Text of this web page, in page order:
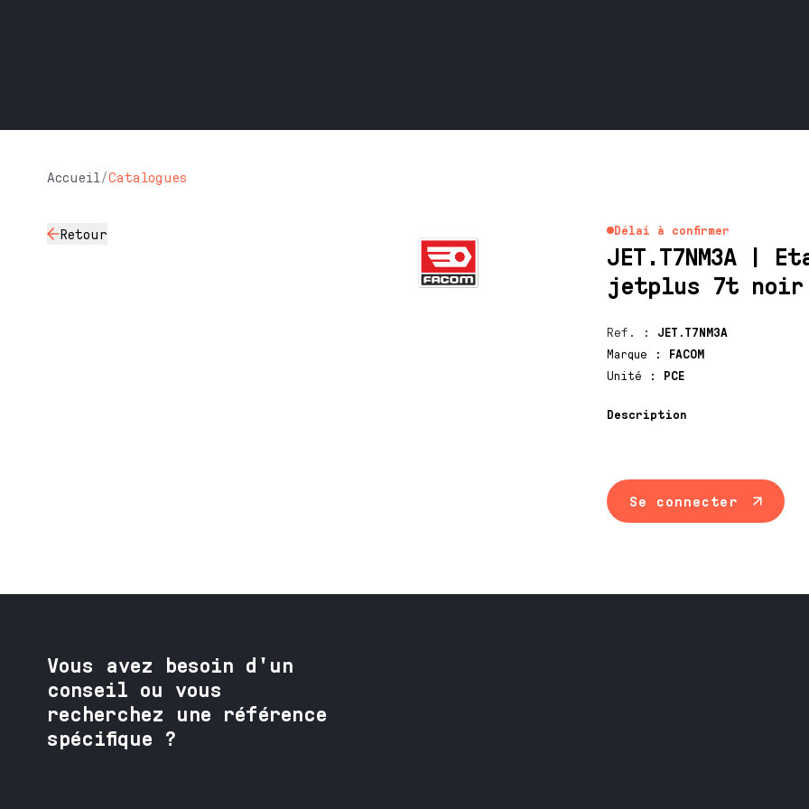
Accueil/Catalogues
Retour Délai à confirmer
JET.T7NM3A |
jetplus 7t noir
Ref. : JET.T7NM3A
Marque
:
FACOM
Unité
: PCE
Description
Se connecter
Vous avez besoin d'un
conseil ou vous
recherchez une référence
spécifique ?